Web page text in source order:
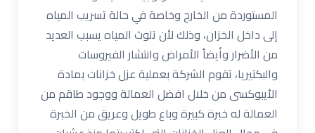
المستوردة من الخارج وخاصة في حالة تسريب المياه
إلى داخل الخزان، وذلك لأن تلوث المياه يسبب العديد
من الأضرار وأيضاً الأمراض وانتشار الفيروسات
والبكتيريا، تقوم الشركة بعملية عزل خزانات بمادة
الأيبوكسى من خلال افضل العمالة ووجود طاقم من
العمالة له خبرة كبيرة وباع طويل وعريق من الخبرة